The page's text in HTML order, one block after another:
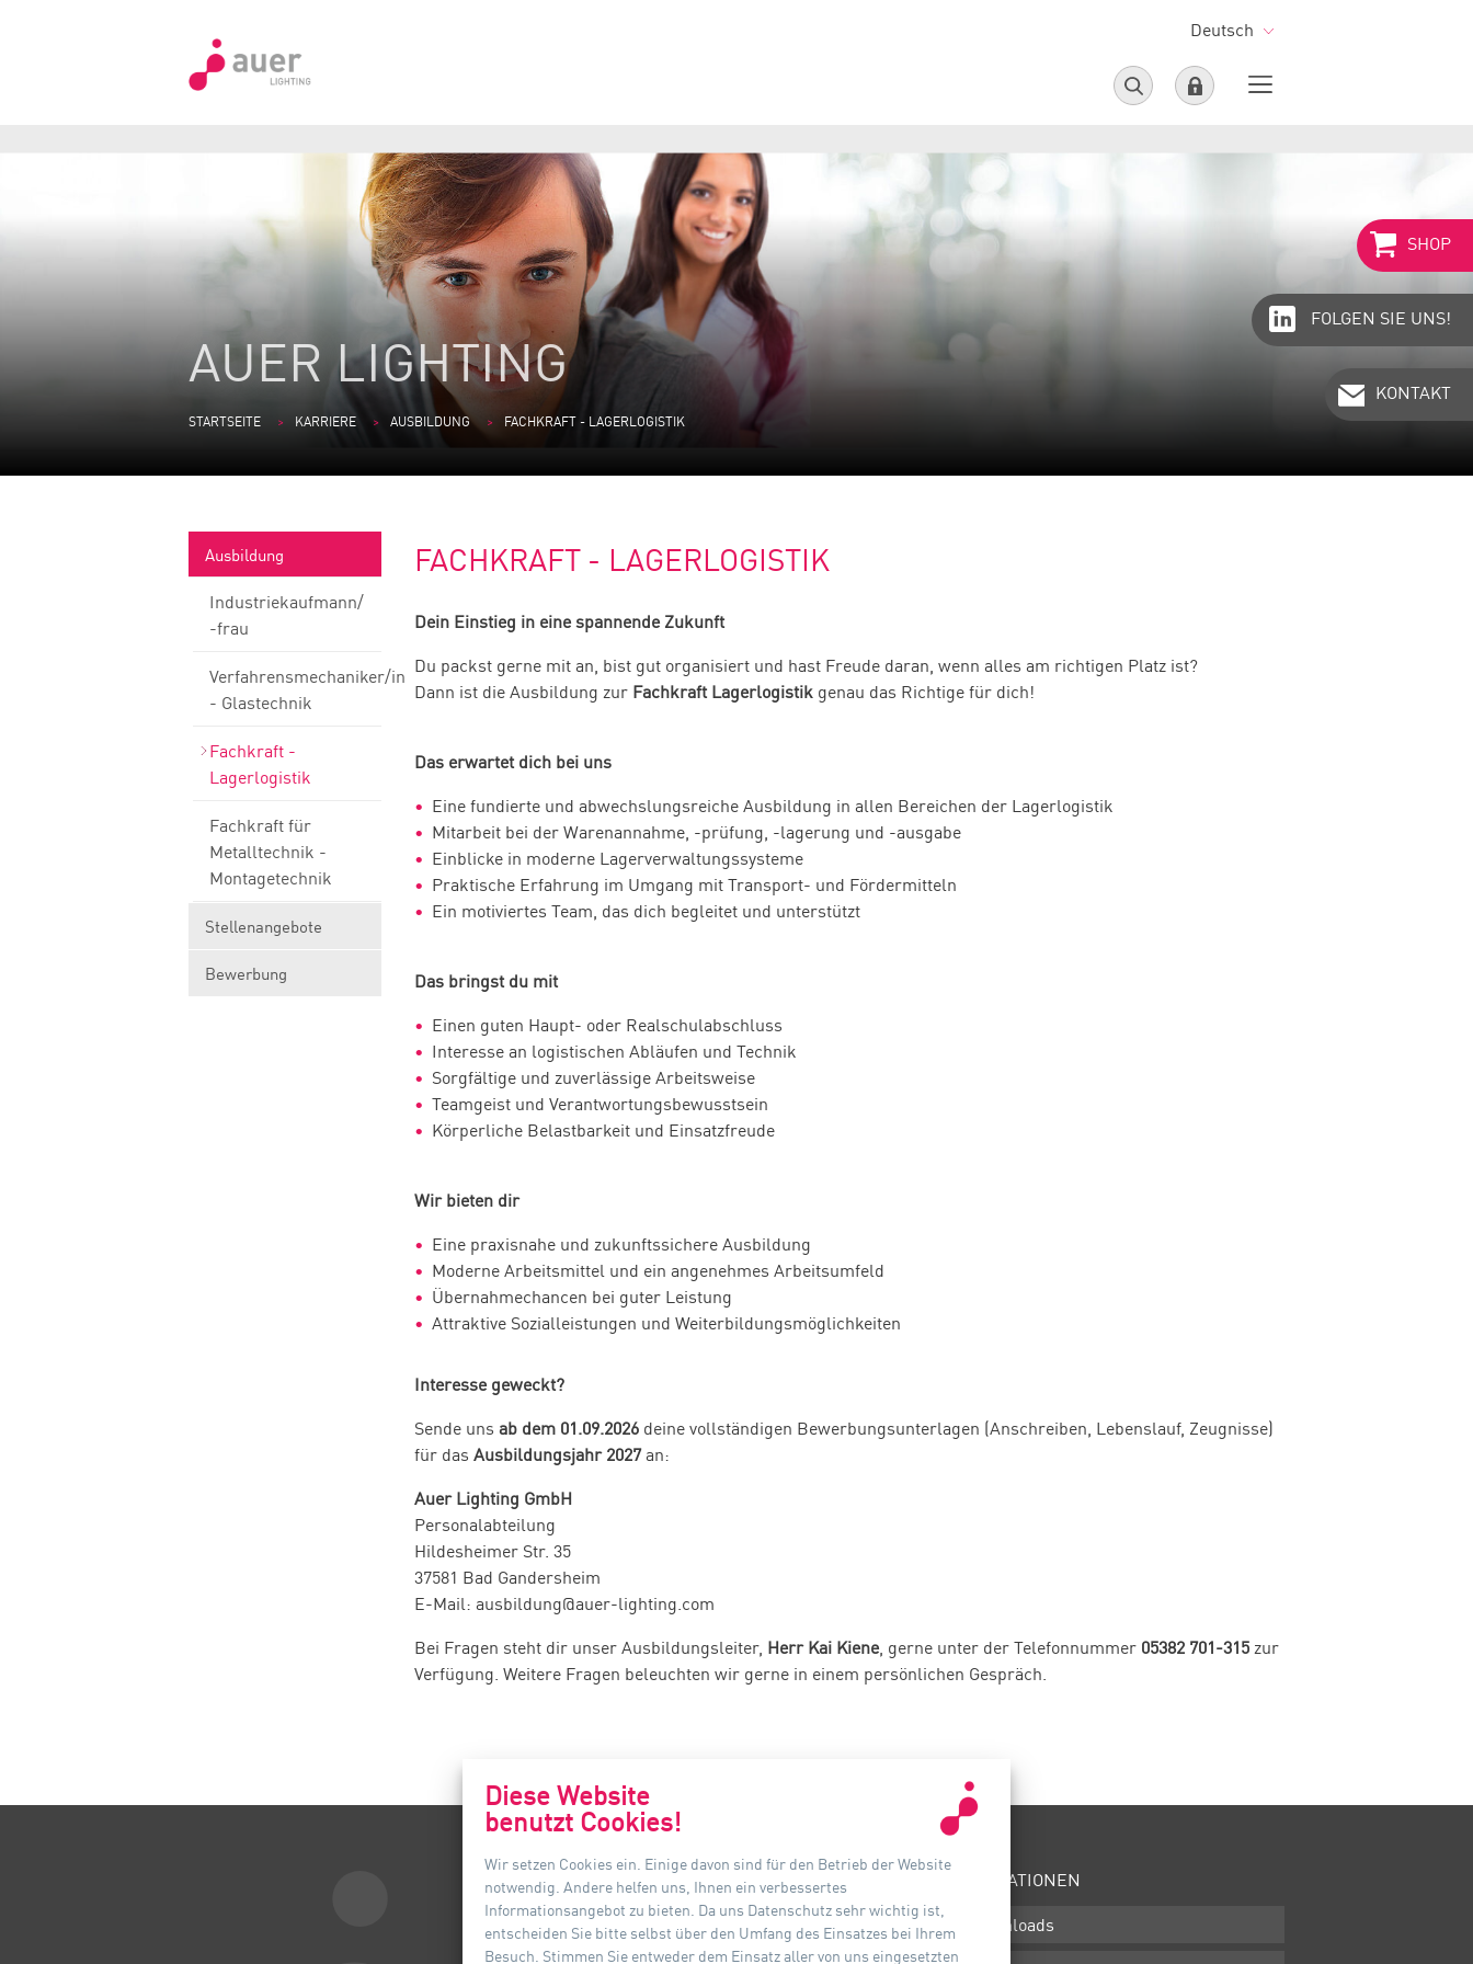
Deutsch
SHOP
FOLGEN SIE UNS!
KONTAKT
AUER LIGHTING
STARTSEITE KARRIERE AUSBILDUNG FACHKRAFT - LAGERLOGISTIK
Ausbildung
Industriekaufmann/
-frau
Verfahrensmechaniker/in
- Glastechnik
Fachkraft -
Lagerlogistik
Fachkraft für
Metalltechnik -
Montagetechnik
Stellenangebote
Bewerbung
FACHKRAFT - LAGERLOGISTIK
Dein Einstieg in eine spannende Zukunft
Du packst gerne mit an, bist gut organisiert und hast Freude daran, wenn alles am richtigen Platz ist?
Dann ist die Ausbildung zur Fachkraft Lagerlogistik genau das Richtige für dich!
Das erwartet dich bei uns
Eine fundierte und abwechslungsreiche Ausbildung in allen Bereichen der Lagerlogistik
Mitarbeit bei der Warenannahme, -prüfung, -lagerung und -ausgabe
Einblicke in moderne Lagerverwaltungssysteme
Praktische Erfahrung im Umgang mit Transport- und Fördermitteln
Ein motiviertes Team, das dich begleitet und unterstützt
Das bringst du mit
Einen guten Haupt- oder Realschulabschluss
Interesse an logistischen Abläufen und Technik
Sorgfältige und zuverlässige Arbeitsweise
Teamgeist und Verantwortungsbewusstsein
Körperliche Belastbarkeit und Einsatzfreude
Wir bieten dir
Eine praxisnahe und zukunftssichere Ausbildung
Moderne Arbeitsmittel und ein angenehmes Arbeitsumfeld
Übernahmechancen bei guter Leistung
Attraktive Sozialleistungen und Weiterbildungsmöglichkeiten
Interesse geweckt?
Sende uns ab dem 01.09.2026 deine vollständigen Bewerbungsunterlagen (Anschreiben, Lebenslauf, Zeugnisse)
für das Ausbildungsjahr 2027an:
Auer Lighting GmbH
Personalabteilung
Hildesheimer Str. 35
37581 Bad Gandersheim
E-Mail: ausbildung@auer-lighting.com
Bei Fragen steht dir unser Ausbildungsleiter, Herr Kai Kiene, gerne unter der Telefonnummer 05382 701-315 zur
Verfügung. Weitere Fragen beleuchten wir gerne in einem persönlichen Gespräch.
KONTAKT
Auer Lighting GmbH
Hildesheimer Straße 35
INFORMATIONEN
Downloads
Diese Website
benutzt Cookies!
Wir setzen Cookies ein. Einige davon sind für den Betrieb der Website
notwendig. Andere helfen uns, Ihnen ein verbessertes
Informationsangebot zu bieten. Da uns Datenschutz sehr wichtig ist,
entscheiden Sie bitte selbst über den Umfang des Einsatzes bei Ihrem
Besuch. Stimmen Sie entweder dem Einsatz aller von uns eingesetzten